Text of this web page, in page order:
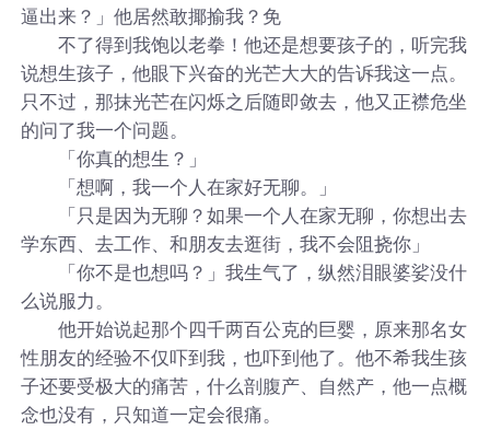
逼出来？」他居然敢揶揄我？免
不了得到我饱以老拳！他还是想要孩子的，听完我
说想生孩子，他眼下兴奋的光芒大大的告诉我这一点。
只不过，那抹光芒在闪烁之后随即敛去，他又正襟危坐
的问了我一个问题。
「你真的想生？」
「想啊，我一个人在家好无聊。」
「只是因为无聊？如果一个人在家无聊，你想出去
学东西、去工作、和朋友去逛街，我不会阻挠你」
「你不是也想吗？」我生气了，纵然泪眼婆娑没什
么说服力。
他开始说起那个四千两百公克的巨婴，原来那名女
性朋友的经验不仅吓到我，也吓到他了。他不希我生孩
子还要受极大的痛苦，什么剖腹产、自然产，他一点概
念也没有，只知道一定会很痛。